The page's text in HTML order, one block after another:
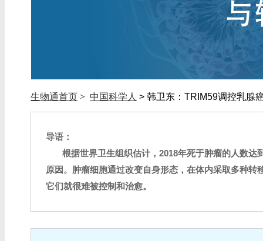
生物通首页 > 中国科学人 > 韩卫东：TRIM59调控乳腺
导语：
根据世界卫生组织估计，2018年死于肿瘤的人数
原因。肿瘤细胞通过改变自身形态，在体内采取多种
它们就很难被控制和治愈。